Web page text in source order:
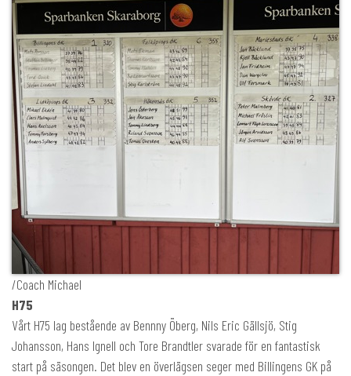
/Coach Michael
H75
Vårt H75 lag bestående av Bennny Öberg, Nils Eric Gällsjö, Stig
Johansson, Hans Ignell och Tore Brandtler svarade för en fantastisk
start på säsongen. Det blev en överlägsen seger med Billingens GK på